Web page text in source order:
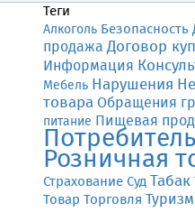
Теги
Алкоголь Безопасность
продажа Договор
Информация
Мебель Нарушения
товара Обращения
питание Пищевая
Потребитель
Розничная
СтрахованиеСудТабак
Товар Торговля Туризм